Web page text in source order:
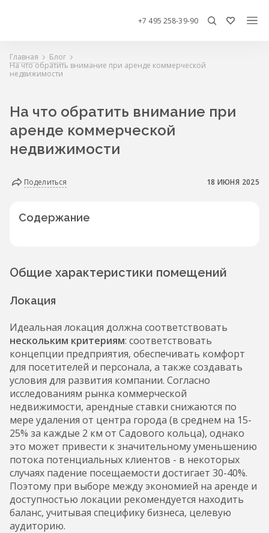
+7 495 258-39-90
Главная
Блог
На что обратить внимание при аренде коммерческой
недвижимости
На что обратить внимание при
аренде коммерческой
недвижимости
Поделиться 18 ИЮНЯ 2025
Содержание
Общие характеристики помещений
Локация
Идеальная локация должна соответствовать
нескольким критериям: соответствовать
концепции предприятия, обеспечивать комфорт
для посетителей и персонала, а также создавать
условия для развития компании. Согласно
исследованиям рынка коммерческой
недвижимости, арендные ставки снижаются по
мере удаления от центра города (в среднем на 15-
25% за каждые 2 км от Садового кольца), однако
это может привести к значительному уменьшению
потока потенциальных клиентов - в некоторых
случаях падение посещаемости достигает 30-40%.
Поэтому при выборе между экономией на аренде и
доступностью локации рекомендуется находить
баланс, учитывая специфику бизнеса, целевую
аудиторию.